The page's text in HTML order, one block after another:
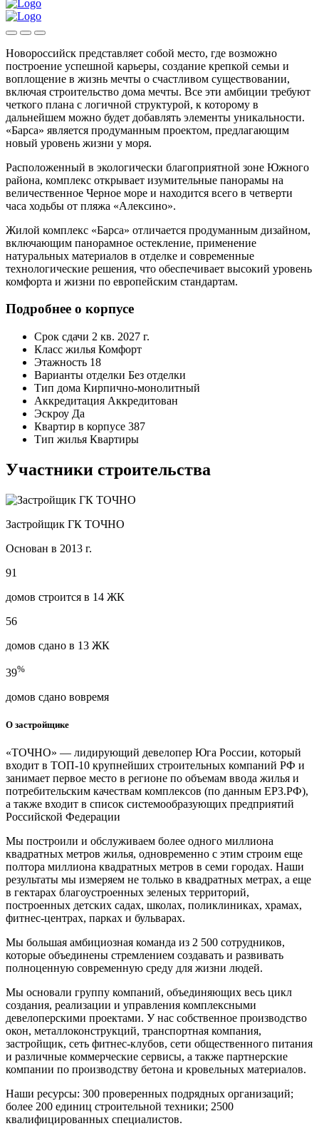
Новороссийск представляет собой место, где возможно
построение успешной карьеры, создание крепкой семьи и
воплощение в жизнь мечты о счастливом существовании,
включая строительство дома мечты. Все эти амбиции требуют
четкого плана с логичной структурой, к которому в
дальнейшем можно будет добавлять элементы уникальности.
«Барса» является продуманным проектом, предлагающим
новый уровень жизни у моря.
Расположенный в экологически благоприятной зоне Южного
района, комплекс открывает изумительные панорамы на
величественное Черное море и находится всего в четверти
часа ходьбы от пляжа «Алексино».
Жилой комплекс «Барса» отличается продуманным дизайном,
включающим панорамное остекление, применение
натуральных материалов в отделке и современные
технологические решения, что обеспечивает высокий уровень
комфорта и жизни по европейским стандартам.
Подробнее о корпусе
Срок сдачи 2 кв. 2027 г.
Класс жилья Комфорт
Этажность 18
Варианты отделки Без отделки
Тип дома Кирпично-монолитный
Аккредитация Аккредитован
Эскроу Да
Квартир в корпусе 387
Тип жилья Квартиры
Участники строительства
Застройщик ГК ТОЧНО
Основан в 2013 г.
91
домов строится в 14 ЖК
56
домов сдано в 13 ЖК
39%
домов сдано вовремя
О застройщике
«ТОЧНО» — лидирующий девелопер Юга России, который
входит в ТОП-10 крупнейших строительных компаний РФ и
занимает первое место в регионе по объемам ввода жилья и
потребительским качествам комплексов (по данным ЕРЗ.РФ),
а также входит в список системообразующих предприятий
Российской Федерации
Мы построили и обслуживаем более одного миллиона
квадратных метров жилья, одновременно с этим строим еще
полтора миллиона квадратных метров в семи городах. Наши
результаты мы измеряем не только в квадратных метрах, а еще
в гектарах благоустроенных зеленых территорий,
построенных детских садах, школах, поликлиниках, храмах,
фитнес-центрах, парках и бульварах.
Мы большая амбициозная команда из 2 500 сотрудников,
которые объединены стремлением создавать и развивать
полноценную современную среду для жизни людей.
Мы основали группу компаний, объединяющих весь цикл
создания, реализации и управления комплексными
девелоперскими проектами. У нас собственное производство
окон, металлоконструкций, транспортная компания,
застройщик, сеть фитнес-клубов, сети общественного питания
и различные коммерческие сервисы, а также партнерские
компании по производству бетона и кровельных материалов.
Наши ресурсы: 300 проверенных подрядных организаций;
более 200 единиц строительной техники; 2500
квалифицированных специалистов.